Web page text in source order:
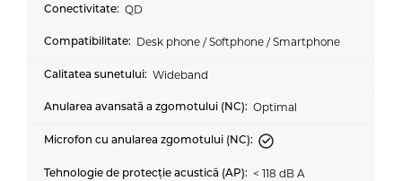
QD
Desk phone / Softphone / Smartphone
Wideband
Optimal
< 118 dB A